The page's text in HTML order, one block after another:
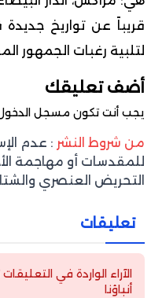
قريباً عن تواريخ
لتلبية رغبات الجمهور
أضف تعليقك
يجب أنت تكون مسجل
من شروط النشر : عدم
للمقدسات أو مهاجمة
التحريض العنصري
تعليقات
الآراء الواردة في
أنباؤنا